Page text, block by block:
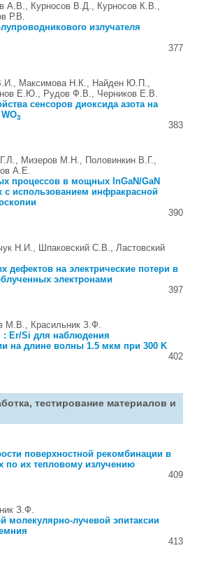
А.В., Курносов В.Д., Курносов К.В.,
Р.В.
излучателя
377
Максимова Н.К., Найден Ю.П.,
Е.Ю., Рудов Ф.В., Черников Е.В.
сенсоров диоксида азота на
3
383
Мизеров М.Н., Половинкин В.Г.,
А.Е.
процессов в мощных InGaN/GaN
с использованием инфракрасной
390
Н.И., Шпаковский С.В., Ластовский
дефектов на электрические потери в
электронами
397
М.В., Красильник З.Ф.
: Er/Si для наблюдения
на длине волны 1.5 мкм при 300 K
402
тестирование материалов и
поверхностной рекомбинации в
по их тепловому излучению
409
З.Ф.
молекулярно-лучевой эпитаксии
413